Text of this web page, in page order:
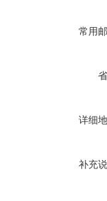
常用
详细
补充